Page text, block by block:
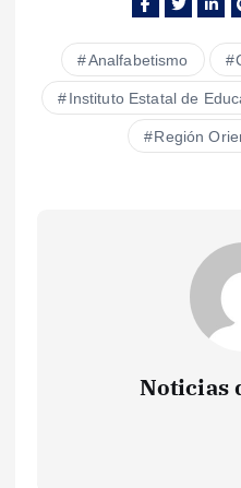
Analfabetismo
Instituto Estatal de
Región
Noticias